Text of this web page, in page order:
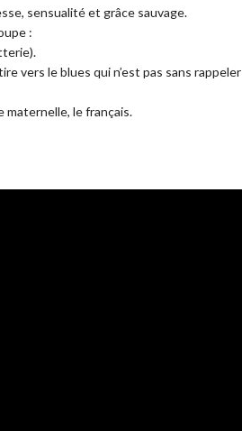
sensualité et grâce sauvage.
:
vers le blues qui n’est pas sans rappeler
maternelle, le français.